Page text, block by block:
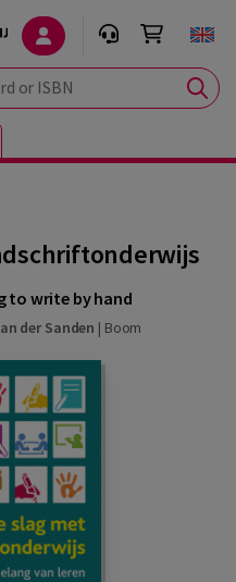
to write by hand
der Sanden | Boom